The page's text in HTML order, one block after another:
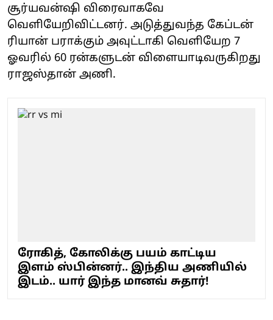
சூர்யவன்ஷி விரைவாகவே
வெளியேறிவிட்டனர். அடுத்துவந்த கேப்டன்
ரியான் பராக்கும் அவுட்டாகி வெளியேற 7
ஓவரில் 60 ரன்களுடன் விளையாடிவருகிறது
ராஜஸ்தான் அணி.
ரோகித், கோலிக்கு பயம் காட்டிய
இளம் ஸ்பின்னர்.. இந்திய அணியில்
இடம்.. யார் இந்த மானவ் சுதார்!